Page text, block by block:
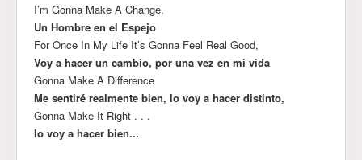
I’m Gonna Make A Change,
Un Hombre en el Espejo
For Once In My Life It’s Gonna Feel Real Good,
Voy a hacer un cambio, por una vez en mi vida
Gonna Make A Difference
Me sentiré realmente bien, lo voy a hacer distinto,
Gonna Make It Right . . .
lo voy a hacer bien...